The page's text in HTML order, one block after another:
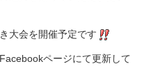
大会を開催予定です
ページにて更新して